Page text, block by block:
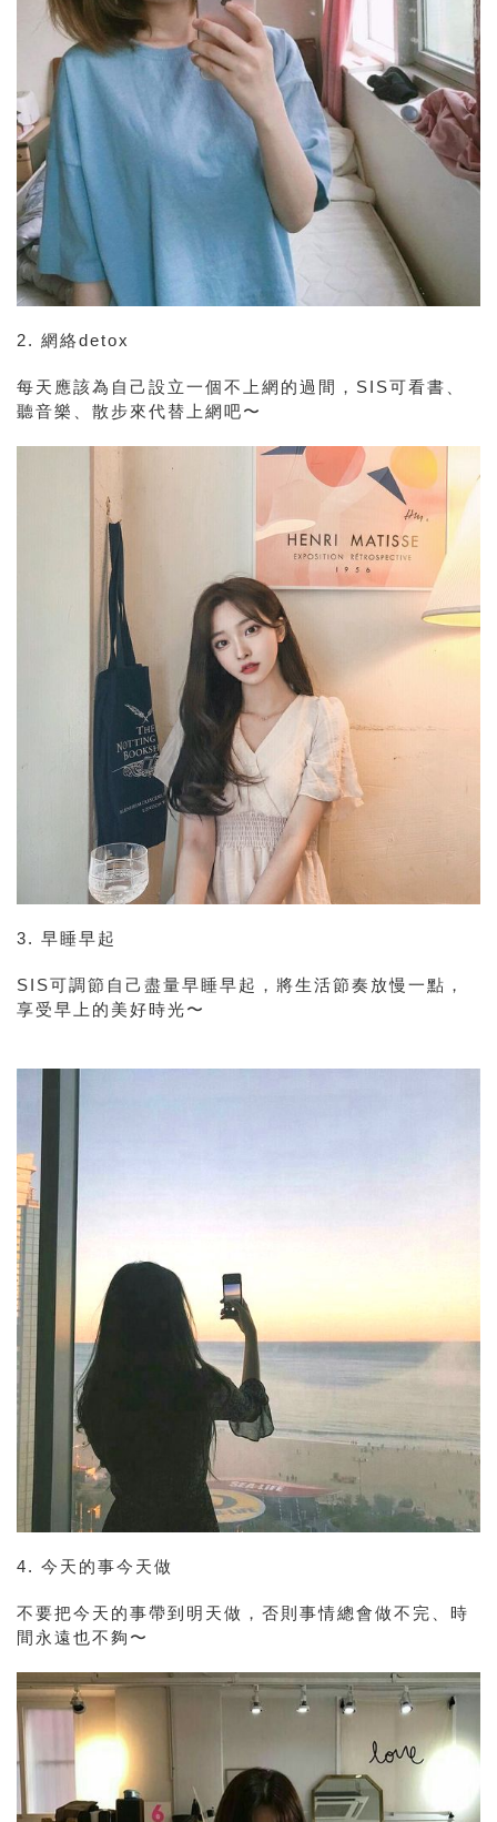
2. 網絡detox
每天應該為自己設立一個不上網的過間，SIS可看書、
聽音樂、散步來代替上網吧〜
3. 早睡早起
SIS可調節自己盡量早睡早起，將生活節奏放慢一點，
享受早上的美好時光〜
4. 今天的事今天做
不要把今天的事帶到明天做，否則事情總會做不完、時
間永遠也不夠〜